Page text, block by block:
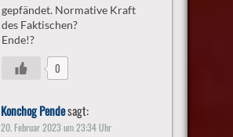
gepfändet. Normative Kraft
des Faktischen?
Ende!?
0
Konchog Pendesagt:
20. Februar 2023 um 23:34 Uhr